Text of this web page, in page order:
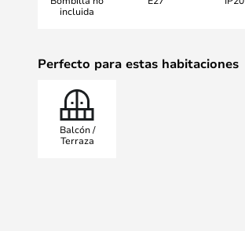
incluida
Perfecto para estas habitaciones
Balcón /
Terraza